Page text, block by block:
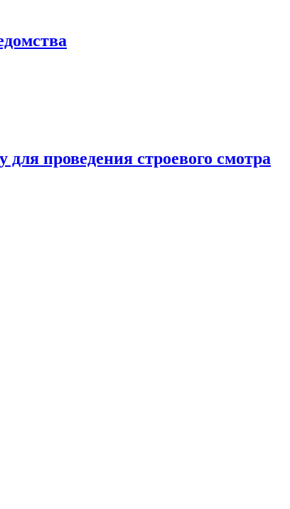
проведения строевого смотра